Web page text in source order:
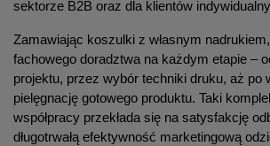
sektorze B2B oraz dla klientów
Zamawiając koszulki z własnym
fachowego doradztwa na każdym etapie –
projektu, przez wybór techniki druku, aż po
pielęgnację gotowego produktu. Taki
współpracy przekłada się na satysfakcję
długotrwałą efektywność marketingową